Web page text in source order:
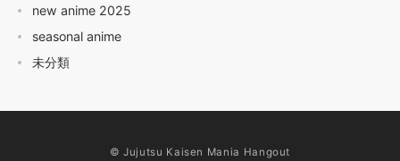
new anime 2025
seasonal anime
未分類
© Jujutsu Kaisen Mania Hangout